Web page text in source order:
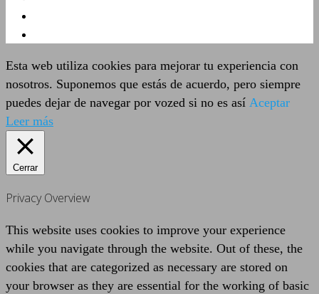
Esta web utiliza cookies para mejorar tu experiencia con
nosotros. Suponemos que estás de acuerdo, pero siempre
puedes dejar de navegar por vozed si no es así Aceptar
Leer más
Cerrar
Privacy Overview
This website uses cookies to improve your experience
while you navigate through the website. Out of these, the
cookies that are categorized as necessary are stored on
your browser as they are essential for the working of basic